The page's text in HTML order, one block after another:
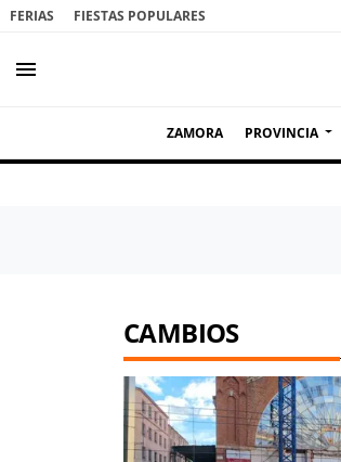
FERIAS FIESTAS POPULARES
menu
ZAMORA PROVINCIA
CAMBIOS